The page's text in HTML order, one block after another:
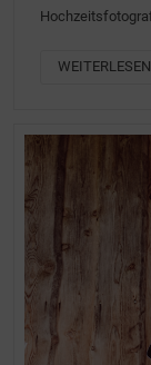
WEITERLESEN